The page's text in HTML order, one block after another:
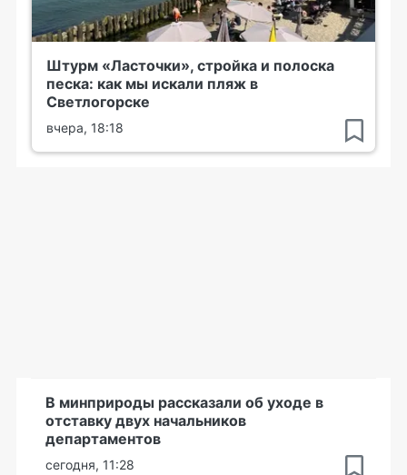
Штурм «Ласточки», стройка и полоска
песка: как мы искали пляж в
Светлогорске
вчера, 18:18
В минприроды рассказали об уходе в
отставку двух начальников
департаментов
сегодня, 11:28